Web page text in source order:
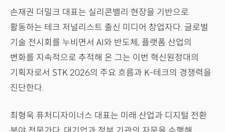
손재권 더밀크 대표는 실리콘밸리 현장을 기반으로
활동하는 테크 저널리스트 출신 미디어 창업자다. 글로벌
기술 전시회를 누비면서 AI와 반도체, 플랫폼 산업의
변화를 지속적으로 추적해 온 그는 이번 혁신원정대의
기획자로서 STK 2026의 주요 흐름과 K-테크의 경쟁력을
진단한다.
최형욱 퓨처디자이너스 대표는 미래 산업과 디지털 전환